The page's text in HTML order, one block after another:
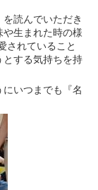
読んでいただき
生まれた時の様
されていること
とする気持ちを持
いつまでも『名